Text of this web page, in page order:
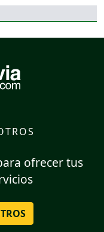
ofrecer tus